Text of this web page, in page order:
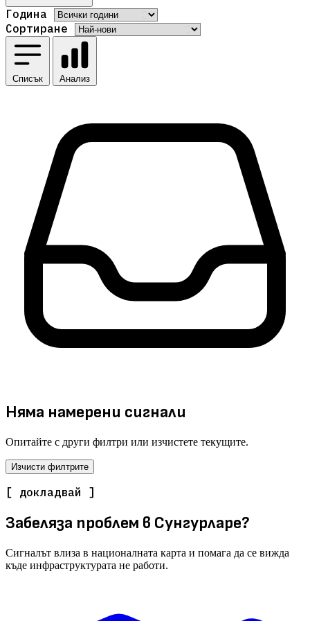
Година
Сортиране
Списък Анализ
Няма намерени сигнали
Опитайте с други филтри или изчистете текущите.
Изчисти филтрите
[ докладвай ]
Забеляза проблем в Сунгурларе?
Сигналът влиза в националната карта и помага да се вижда
къде инфраструктурата не работи.